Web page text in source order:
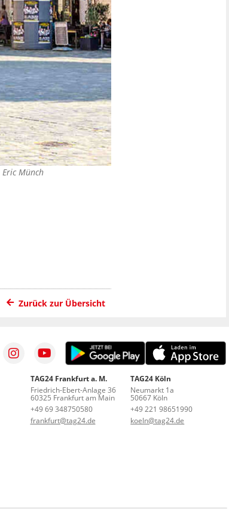
Eric Münch
Zurück zur Übersicht
TAG24 Frankfurt a. M.
Friedrich-Ebert-Anlage 36
60325 Frankfurt am Main
+49 69 348750580
frankfurt@tag24.de
TAG24 Köln
Neumarkt 1a
50667 Köln
+49 221 98651990
koeln@tag24.de